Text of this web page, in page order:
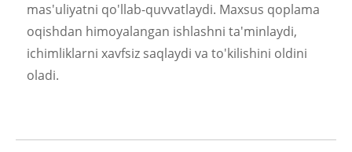
mas'uliyatni qo'llab-quvvatlaydi. Maxsus qoplama
oqishdan himoyalangan ishlashni ta'minlaydi,
ichimliklarni xavfsiz saqlaydi va to'kilishini oldini
oladi.